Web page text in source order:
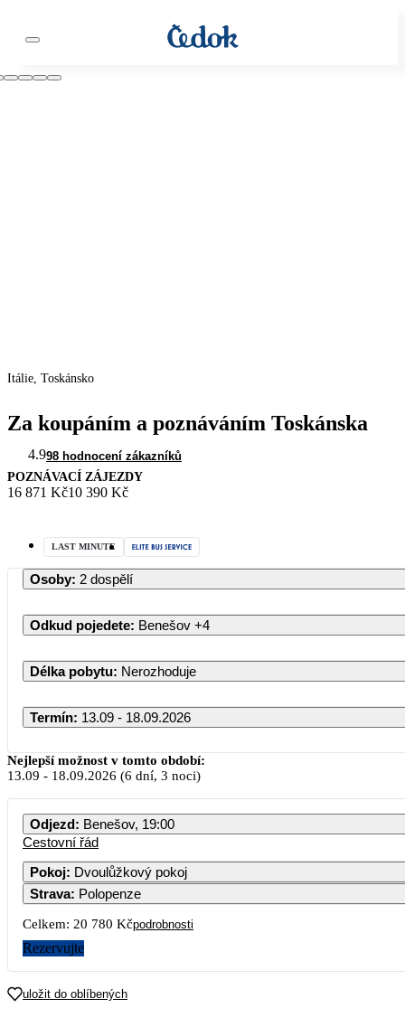
Itálie, Toskánsko
Za koupáním a poznáváním Toskánska
4.998 hodnocení zákazníků
POZNÁVACÍ ZÁJEZDY
16 871 Kč10 390 Kč
LAST MINUTE
Osoby: 2 dospělí
Odkud pojedete: Benešov +4
Délka pobytu: Nerozhoduje
Termín: 13.09 - 18.09.2026
Nejlepší možnost v tomto období:
13.09 - 18.09.2026 (6 dní, 3 noci)
Odjezd: Benešov, 19:00
Cestovní řád
Pokoj: Dvoulůžkový pokoj
Strava: Polopenze
Celkem: 20 780 Kčpodrobnosti
Rezervujte
uložit do oblíbených